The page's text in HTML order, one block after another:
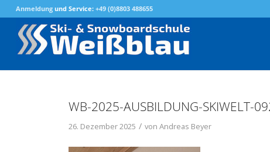
Anmeldungund Service: +49 (0)8803 488655
WB-2025-AUSBILDUNG-SKIWELT-
26. Dezember 2025 / vonAndreas Beyer